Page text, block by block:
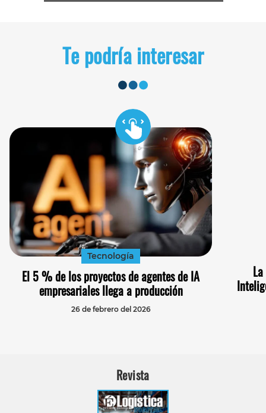
Te podría interesar
Tecnología
El 5 % de los proyectos de agentes de IA
empresariales llega a producción
26 de febrero del 2026
Revista